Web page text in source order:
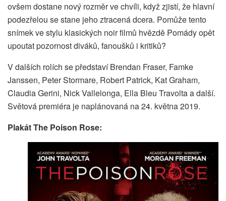
ovšem dostane nový rozměr ve chvíli, když zjistí, že hlavní
podezřelou se stane jeho ztracená dcera. Pomůže tento
snímek ve stylu klasických noir filmů hvězdě Pomády opět
upoutat pozornost diváků, fanoušků i kritiků?
V dalších rolích se představí Brendan Fraser, Famke
Janssen, Peter Stormare, Robert Patrick, Kat Graham,
Claudia Gerini, Nick Vallelonga, Ella Bleu Travolta a další.
Světová premiéra je naplánovaná na 24. května 2019.
Plakát The Poison Rose: